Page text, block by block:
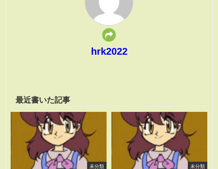
hrk2022
最近書いた記事
未分類 未分類